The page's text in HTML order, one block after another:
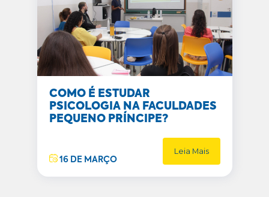
COMO É ESTUDAR
PSICOLOGIA NA FACULDADES
PEQUENO PRÍNCIPE?
16 DE MARÇO
Leia Mais